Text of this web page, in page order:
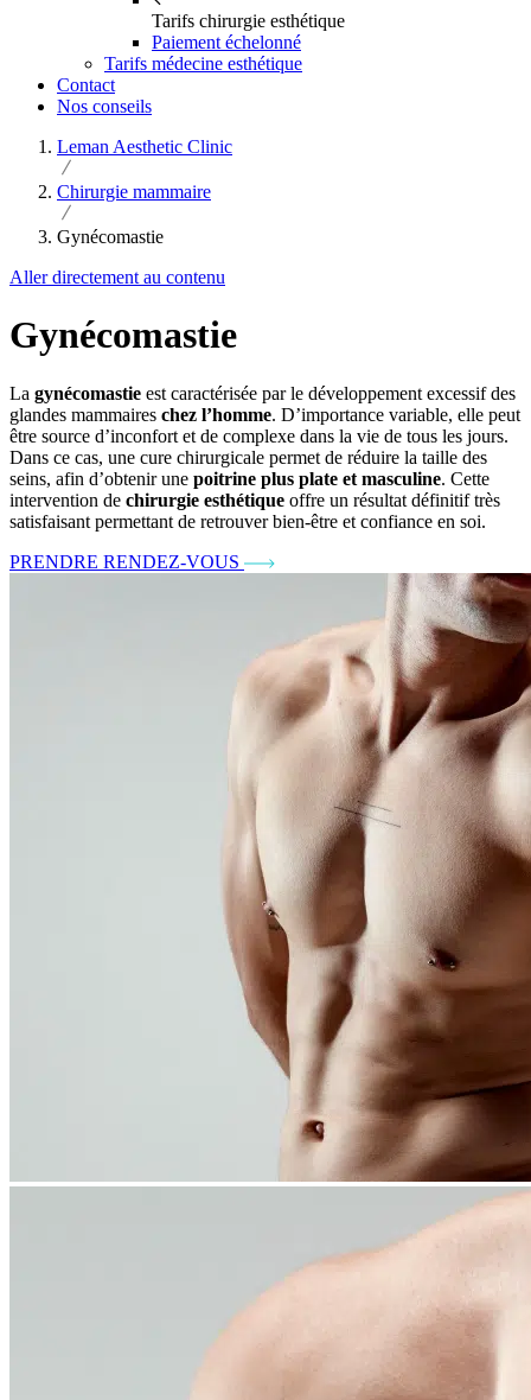
Tarifs chirurgie esthétique
Paiement échelonné
Tarifs médecine esthétique
Contact
Nos conseils
Leman Aesthetic Clinic
Chirurgie mammaire
Gynécomastie
Aller directement au contenu
Gynécomastie
La gynécomastie est caractérisée par le développement excessif des
glandes mammaires chez l’homme. D’importance variable, elle peut
être source d’inconfort et de complexe dans la vie de tous les jours.
Dans ce cas, une cure chirurgicale permet de réduire la taille des
seins, afin d’obtenir une poitrine plus plate et masculine. Cette
intervention de chirurgie esthétique offre un résultat définitif très
satisfaisant permettant de retrouver bien-être et confiance en soi.
PRENDRE RENDEZ-VOUS